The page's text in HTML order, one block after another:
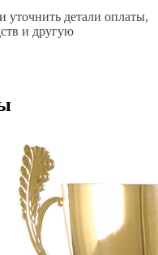
уточнить детали оплаты,
и другую